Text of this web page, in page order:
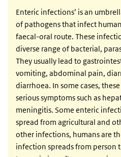
Enteric infections’ is an
of pathogens that infect
faecal-oral route. These
diverse range of bacterial,
They usually lead to
vomiting, abdominal pain,
diarrhoea. In some cases,
serious symptoms such as
meningitis. Some enteric
spread from agricultural and
other infections, humans are
infection spreads from person